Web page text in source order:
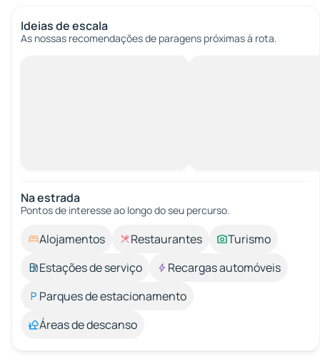
Ideias de escala
As nossas recomendações de paragens próximas à rota.
Na estrada
Pontos de interesse ao longo do seu percurso.
Alojamentos Restaurantes
Turismo
Estações de serviço
Recargas automóveis
Parques de estacionamento
Áreas de descanso